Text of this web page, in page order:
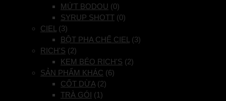
MỨT BODOU (0)
SYRUP SHOTT (0)
CIEL (3)
BỘT PHA CHẾ CIEL (3)
RICH'S (2)
KEM BÉO RICH'S (2)
SẢN PHẨM KHÁC (6)
CỐT DỪA (2)
TRÀ GÓI (1)